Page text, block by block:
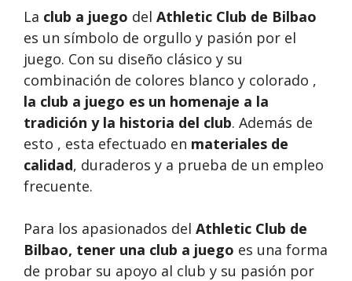
La club a juego del Athletic Club de Bilbao
es un símbolo de orgullo y pasión por el
juego. Con su diseño clásico y su
combinación de colores blanco y colorado ,
la club a juego es un homenaje a la
tradición y la historia del club. Además de
esto , esta efectuado en materiales de
calidad, duraderos y a prueba de un empleo
frecuente.
Para los apasionados del Athletic Club de
Bilbao, tener una club a juego es una forma
de probar su apoyo al club y su pasión por